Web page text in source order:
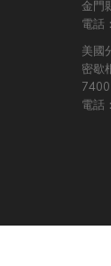
金門
電話
美國
密歇
電話